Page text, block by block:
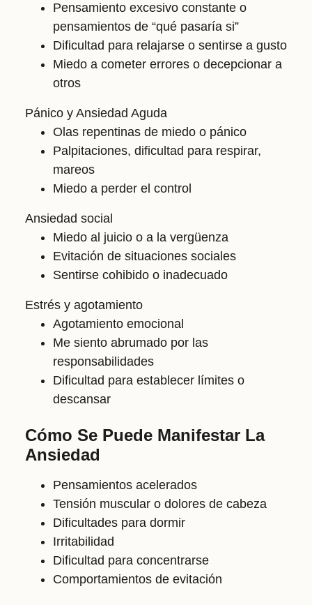
Pensamiento excesivo constante o
pensamientos de “qué pasaría si”
Dificultad para relajarse o sentirse a gusto
Miedo a cometer errores o decepcionar a
otros
Pánico y Ansiedad Aguda
Olas repentinas de miedo o pánico
Palpitaciones, dificultad para respirar,
mareos
Miedo a perder el control
Ansiedad social
Miedo al juicio o a la vergüenza
Evitación de situaciones sociales
Sentirse cohibido o inadecuado
Estrés y agotamiento
Agotamiento emocional
Me siento abrumado por las
responsabilidades
Dificultad para establecer límites o
descansar
Cómo Se Puede Manifestar La
Ansiedad
Pensamientos acelerados
Tensión muscular o dolores de cabeza
Dificultades para dormir
Irritabilidad
Dificultad para concentrarse
Comportamientos de evitación